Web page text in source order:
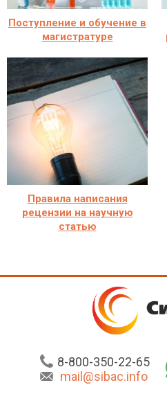
Поступление и обучение в
магистратуре
Правила написания
рецензии на научную
статью
8-800-350-22-65
mail@sibac.info